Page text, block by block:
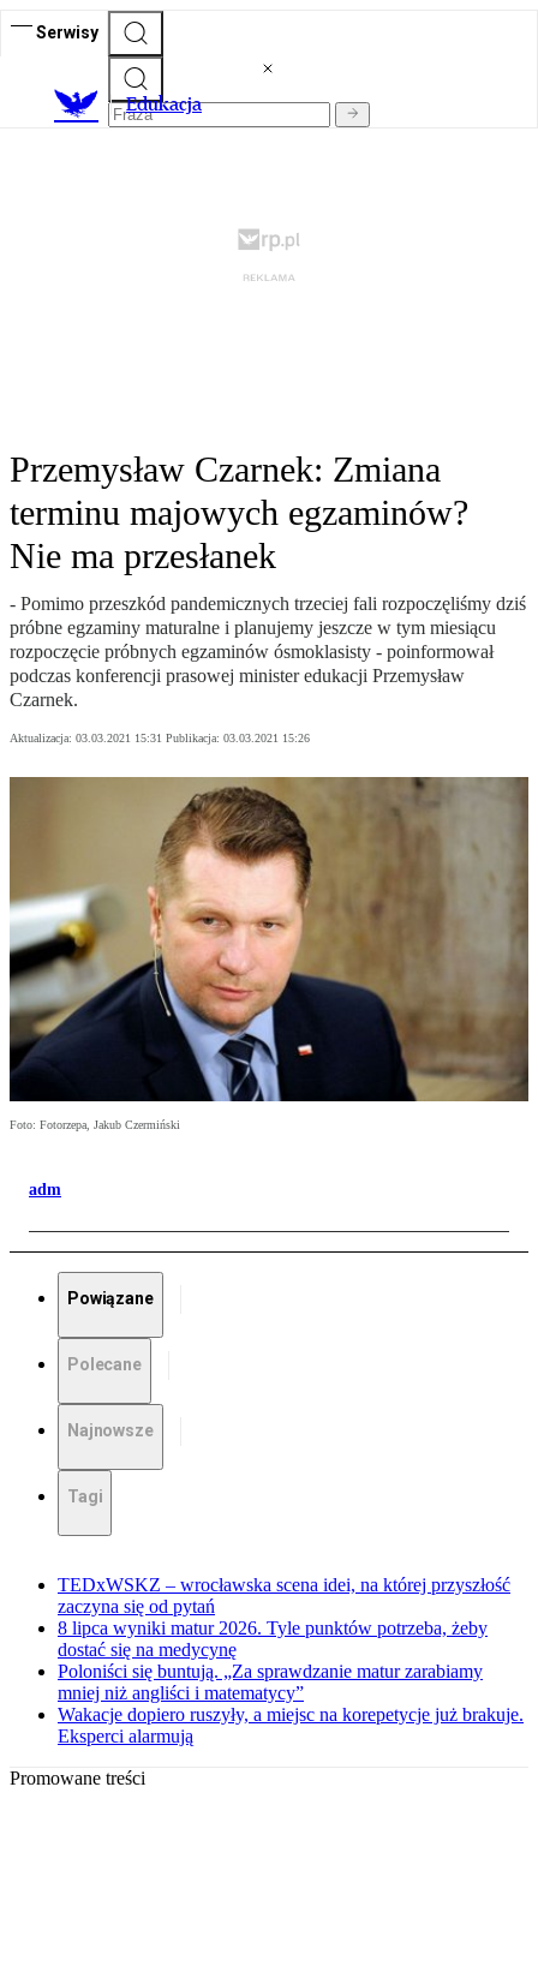
Serwisy
Edukacja
Przemysław Czarnek: Zmiana
terminu majowych egzaminów?
Nie ma przesłanek
- Pomimo przeszkód pandemicznych trzeciej fali rozpoczęliśmy dziś
próbne egzaminy maturalne i planujemy jeszcze w tym miesiącu
rozpoczęcie próbnych egzaminów ósmoklasisty - poinformował
podczas konferencji prasowej minister edukacji Przemysław
Czarnek.
Aktualizacja: 03.03.2021 15:31 Publikacja: 03.03.2021 15:26
Foto: Fotorzepa, Jakub Czermiński
adm
Powiązane
Polecane
Najnowsze
Tagi
TEDxWSKZ – wrocławska scena idei, na której przyszłość
zaczyna się od pytań
8 lipca wyniki matur 2026. Tyle punktów potrzeba, żeby
dostać się na medycynę
Poloniści się buntują. „Za sprawdzanie matur zarabiamy
mniej niż angliści i matematycy”
Wakacje dopiero ruszyły, a miejsc na korepetycje już brakuje.
Eksperci alarmują
Promowane treści